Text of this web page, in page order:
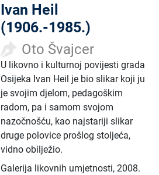
Ivan Heil
(1906.-1985.)
Oto Švajcer
U likovno i kulturnoj povijesti grada
Osijeka Ivan Heil je bio slikar koji ju
je svojim djelom, pedagoškim
radom, pa i samom svojom
nazočnošću, kao najstariji slikar
druge polovice prošlog stoljeća,
vidno obilježio.
Galerija likovnih umjetnosti,2008.